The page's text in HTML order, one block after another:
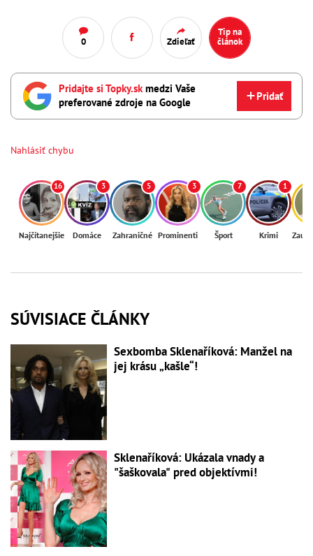
0 Zdieľať
Tip na
článok
Pridajte si Topky.skmedzi Vaše
preferované zdroje na Google
Pridať
Nahlásiť chybu
16
Najčítanejšie
3
Domáce
5
Zahraničné
3
Prominenti
7
Šport
1
Krimi
SÚVISIACE ČLÁNKY
Sexbomba Sklenaříková: Manžel na
jej krásu „kašle“!
Sklenaříková: Ukázala vnady a
"šaškovala" pred objektívmi!